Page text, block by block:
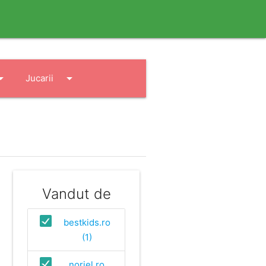
Jucarii arrow_drop_down
Vandut de
bestkids.ro
(1)